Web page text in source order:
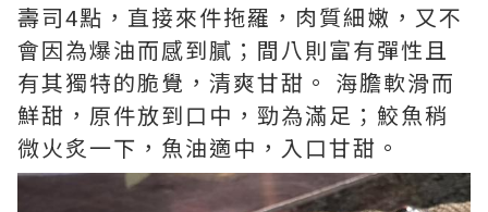
壽司4點，直接來件拖羅，肉質細嫩，又不
會因為爆油而感到膩；間八則富有彈性且
有其獨特的脆覺，清爽甘甜。 海膽軟滑而
鮮甜，原件放到口中，勁為滿足；鮫魚稍
微火炙一下，魚油適中，入口甘甜。